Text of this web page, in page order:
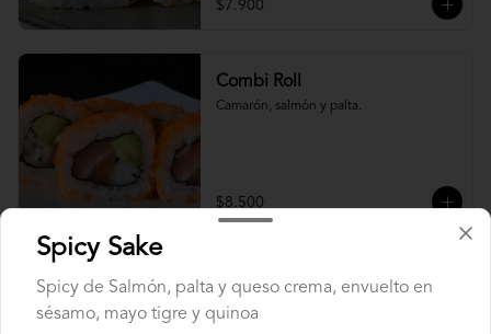
$7.900
Combi Roll
Camarón, salmón y palta.
$8.500
Camarón furay, queso crema y ciboulette,
envuelto en salmón con salsa unagi.
Spicy Sake
Spicy de Salmón, palta y queso crema, envuelto en
sésamo, mayo tigre y quinoa